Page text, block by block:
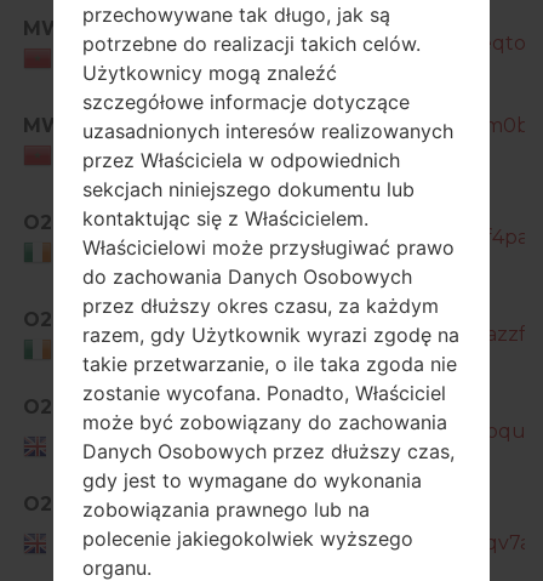
MWD
Morocco
GT-
MWD
Morocco
GT-
O2I
Ireland
GT-
O2I
Ireland
GT-
O2U
United
Kingdom
GT-
O2U
United
Kingdom
GT-
przechowywane tak długo, jak są
potrzebne do realizacji takich celów.
Użytkownicy mogą znaleźć
szczegółowe informacje dotyczące
uzasadnionych interesów realizowanych
przez Właściciela w odpowiednich
sekcjach niniejszego dokumentu lub
kontaktując się z Właścicielem.
Właścicielowi może przysługiwać prawo
do zachowania Danych Osobowych
przez dłuższy okres czasu, za każdym
razem, gdy Użytkownik wyrazi zgodę na
takie przetwarzanie, o ile taka zgoda nie
zostanie wycofana. Ponadto, Właściciel
może być zobowiązany do zachowania
Danych Osobowych przez dłuższy czas,
gdy jest to wymagane do wykonania
zobowiązania prawnego lub na
polecenie jakiegokolwiek wyższego
organu.